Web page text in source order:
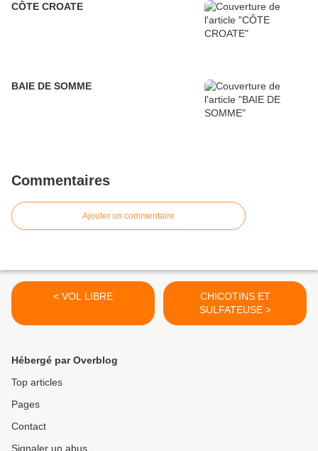
CÔTE CROATE
BAIE DE SOMME
Commentaires
Ajouter un commentaire
< VOL LIBRE
CHICOTINS ET
SULFATEUSE >
Hébergé par Overblog
Top articles
Pages
Contact
Signaler un abus